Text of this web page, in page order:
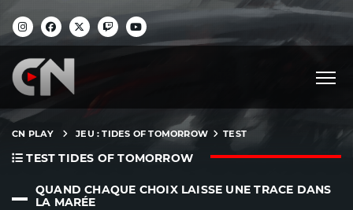
CN PLAY JEU : TIDES OF TOMORROW TEST
TEST TIDES OF TOMORROW
QUAND CHAQUE CHOIX LAISSE UNE TRACE DANS
LA MARÉE